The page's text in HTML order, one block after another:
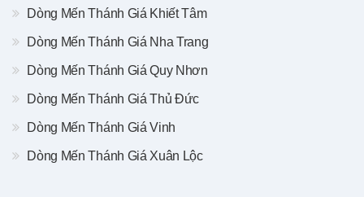
Dòng Mến Thánh Giá Khiết Tâm
Dòng Mến Thánh Giá Nha Trang
Dòng Mến Thánh Giá Quy Nhơn
Dòng Mến Thánh Giá Thủ Đức
Dòng Mến Thánh Giá Vinh
Dòng Mến Thánh Giá Xuân Lộc